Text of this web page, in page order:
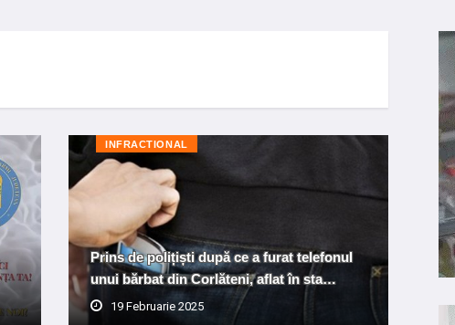
INFRACTIONAL
Prins de polițiști după ce a furat telefonul
unui bărbat din Corlăteni, aflat în sta…
19 Februarie 2025